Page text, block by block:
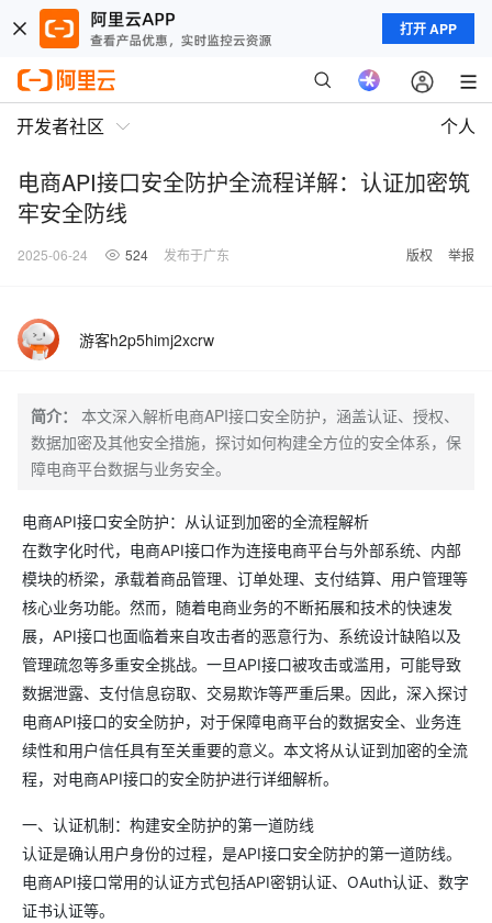
打开 APP
开发者社区 个人
电商API接口安全防护全流程详解：认证加密筑
牢安全防线
2025-06-24 524 发布于广东 版权 举报
游客h2p5himj2xcrw
简介：
本文深入解析电商API接口安全防护，涵盖认证、授权、
数据加密及其他安全措施，探讨如何构建全方位的安全体系，保
障电商平台数据与业务安全。
电商API接口安全防护：从认证到加密的全流程解析
在数字化时代，电商API接口作为连接电商平台与外部系统、内部
模块的桥梁，承载着商品管理、订单处理、支付结算、用户管理等
核心业务功能。然而，随着电商业务的不断拓展和技术的快速发
展，API接口也面临着来自攻击者的恶意行为、系统设计缺陷以及
管理疏忽等多重安全挑战。一旦API接口被攻击或滥用，可能导致
数据泄露、支付信息窃取、交易欺诈等严重后果。因此，深入探讨
电商API接口的安全防护，对于保障电商平台的数据安全、业务连
续性和用户信任具有至关重要的意义。本文将从认证到加密的全流
程，对电商API接口的安全防护进行详细解析。
一、认证机制：构建安全防护的第一道防线
认证是确认用户身份的过程，是API接口安全防护的第一道防线。
电商API接口常用的认证方式包括API密钥认证、OAuth认证、数字
证书认证等。